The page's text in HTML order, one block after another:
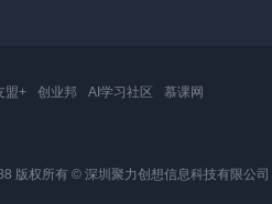
盟+ 创业邦 AI学习社区 慕课网
版权所有 © 深圳聚力创想信息科技有限公司